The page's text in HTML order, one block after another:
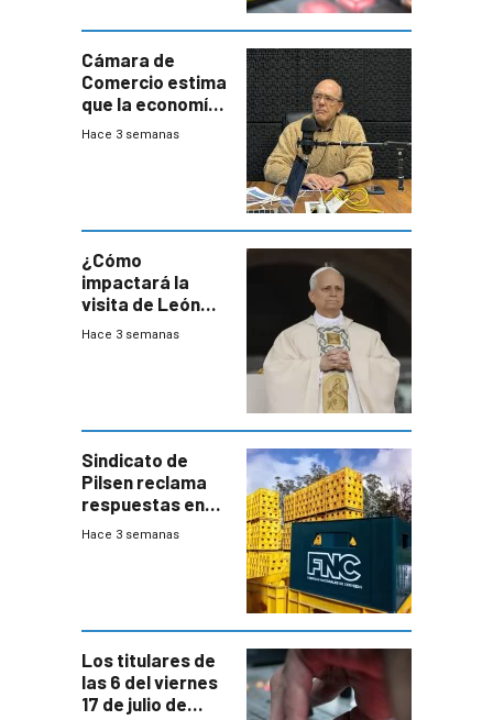
Cámara de
Comercio estima
que la economía
crecerá 1,6%
Hace 3 semanas
¿Cómo
impactará la
visita de León
XIV a Uruguay?
Hace 3 semanas
Sindicato de
Pilsen reclama
respuestas en
medio de
Hace 3 semanas
Los titulares de
las 6 del viernes
17 de julio de